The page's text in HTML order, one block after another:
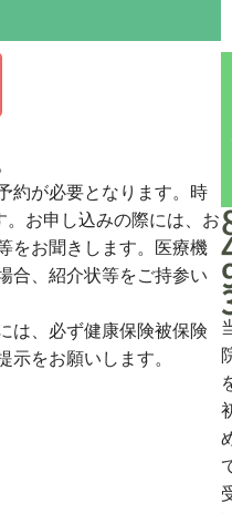
約が必要となります。時
お申し込みの際には、お
をお聞きします。医療機
合、紹介状等をご持参い
は、必ず健康保険被保険
をお願いします。